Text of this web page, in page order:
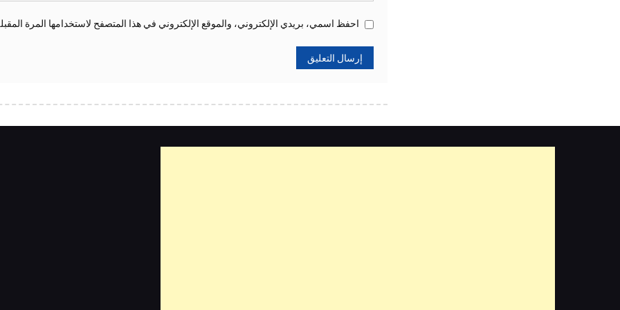
احفظ اسمي، بريدي الإلكتروني، والموقع الإلكتروني في هذا المتصفح لاستخدامها المرة